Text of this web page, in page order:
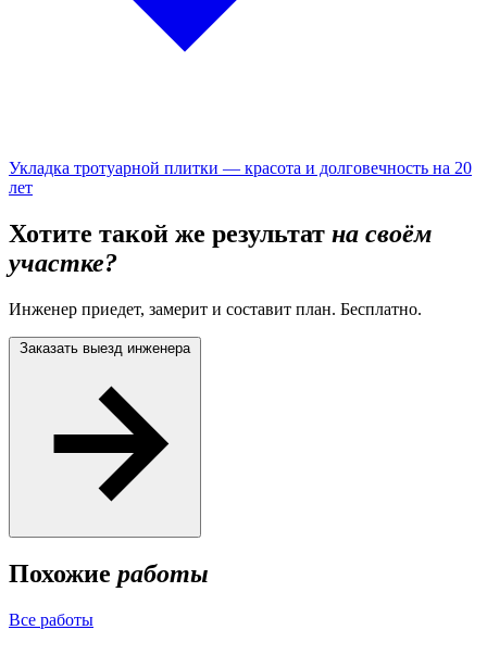
Укладка тротуарной плитки — красота и долговечность на 20
лет
Хотите такой же результат на своём
участке?
Инженер приедет, замерит и составит план. Бесплатно.
Заказать выезд инженера
Похожие работы
Все работы